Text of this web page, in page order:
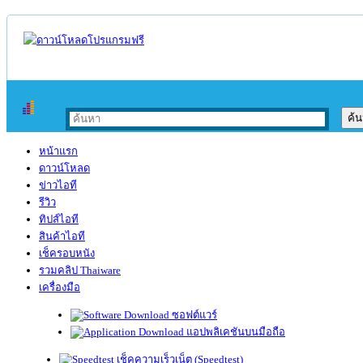
หน้าแรก
ดาวน์โหลด
ข่าวไอที
รีวิว
ทิปส์ไอที
สินค้าไอที
เช็ครอบหนัง
รวมคลิป Thaiware
เครื่องมือ
ซอฟต์แวร์
แอปพลิเคชันบนมือถือ
เช็คความเร็วเน็ต (Speedtest)